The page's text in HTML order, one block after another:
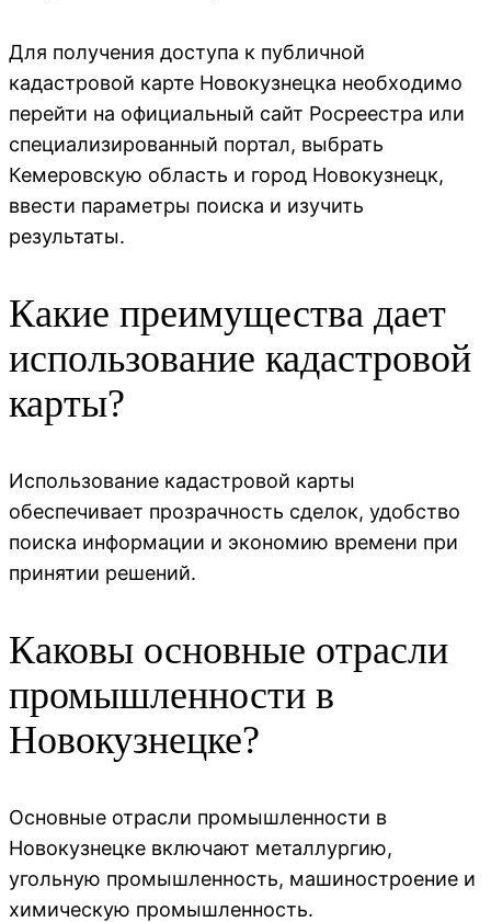
Для получения доступа к публичной
кадастровой карте Новокузнецка необходимо
перейти на официальный сайт Росреестра или
специализированный портал, выбрать
Кемеровскую область и город Новокузнецк,
ввести параметры поиска и изучить
результаты.
Какие преимущества дает
использование кадастровой
карты?
Использование кадастровой карты
обеспечивает прозрачность сделок, удобство
поиска информации и экономию времени при
принятии решений.
Каковы основные отрасли
промышленности в
Новокузнецке?
Основные отрасли промышленности в
Новокузнецке включают металлургию,
угольную промышленность, машиностроение и
химическую промышленность.